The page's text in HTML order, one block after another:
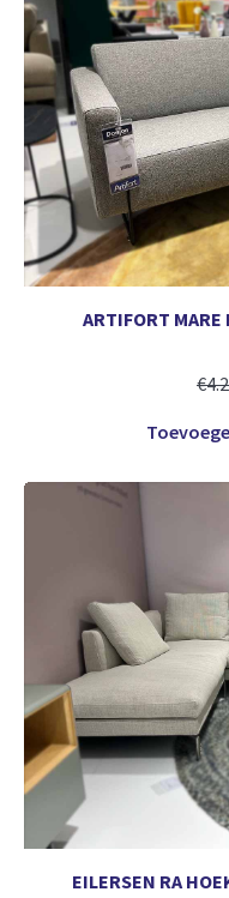
ARTIFORT MARE
€
EILERSEN RA